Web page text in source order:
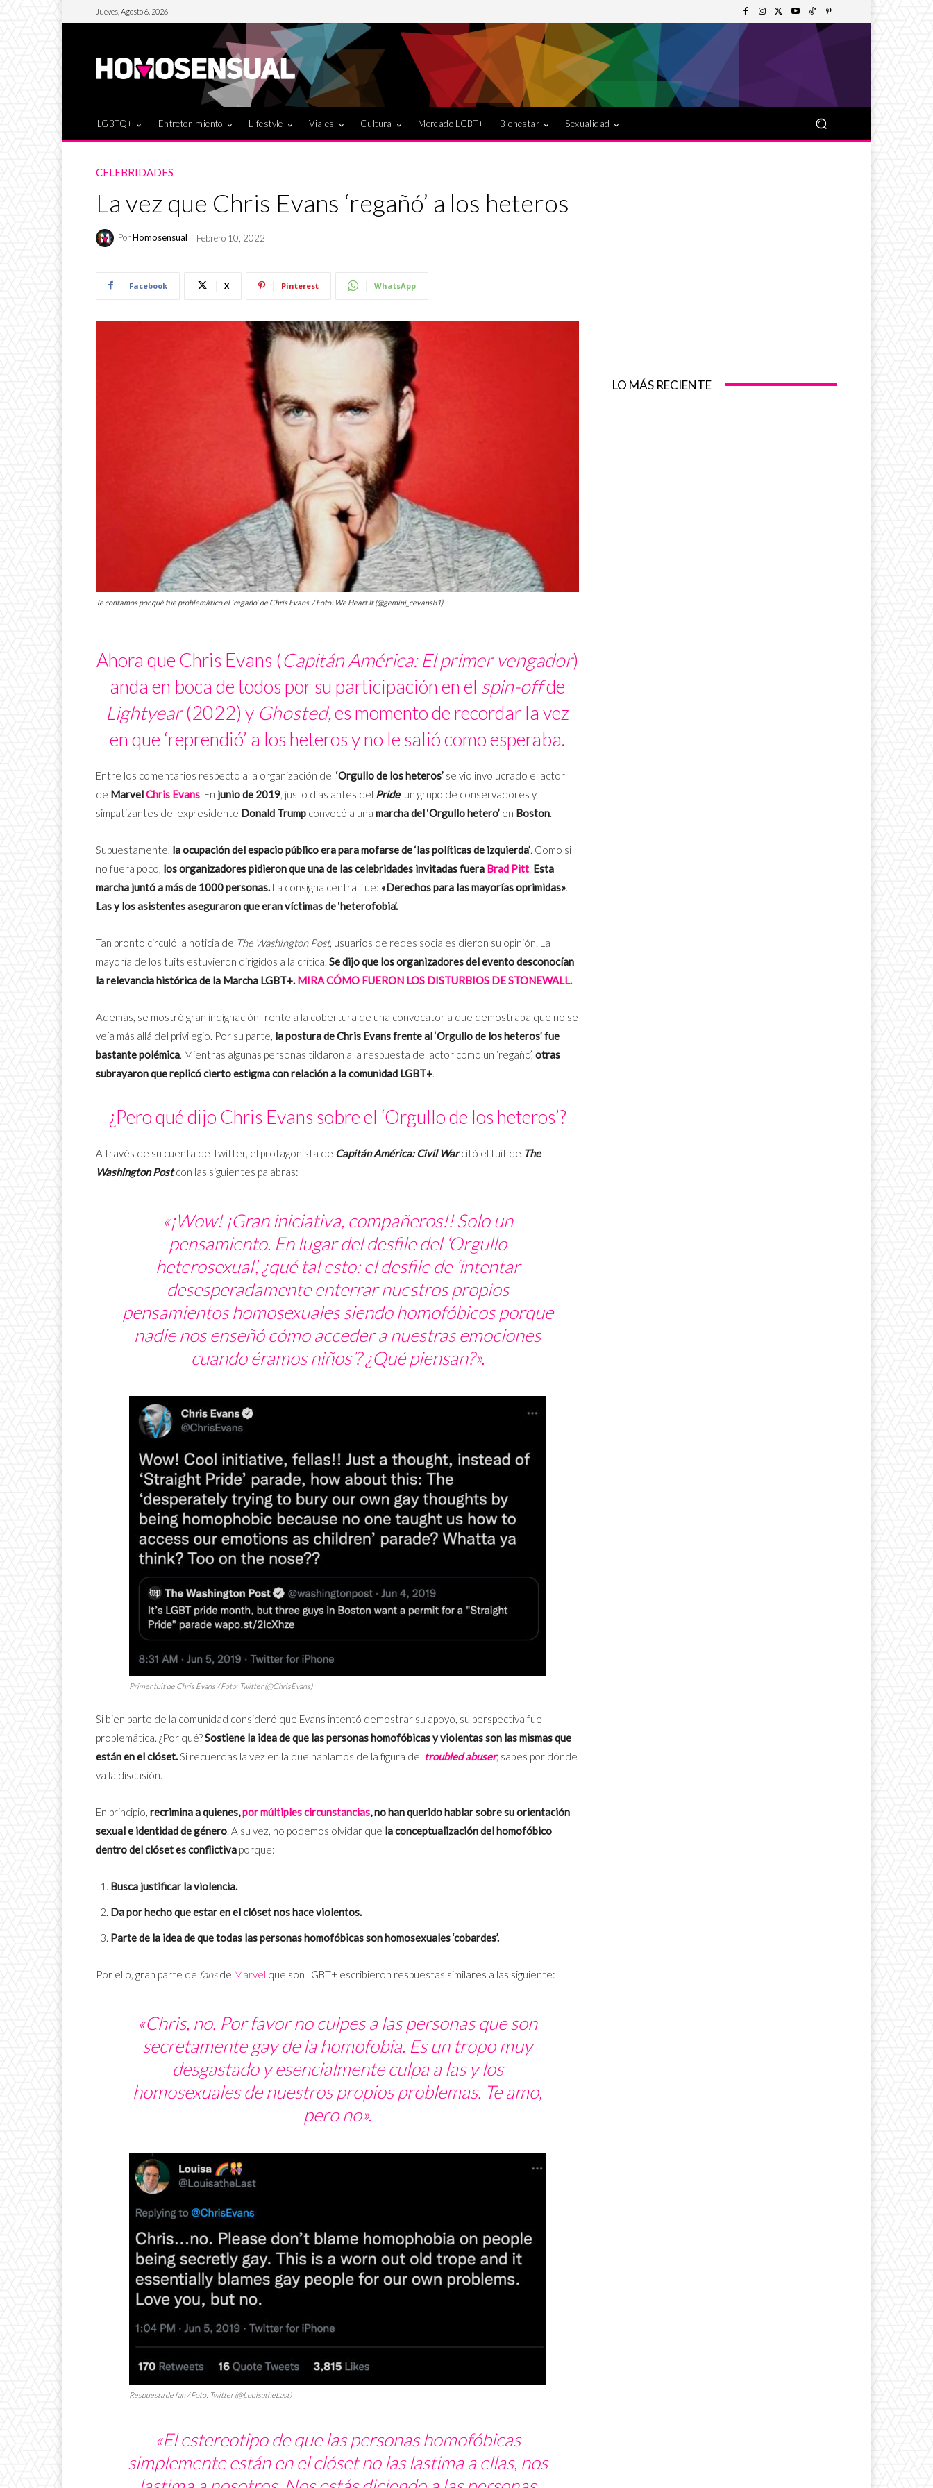
Jueves, Agosto 6, 2026
LGBTQ+ Entretenimiento Lifestyle Viajes Cultura Mercado LGBT+ Bienestar Sexualidad
CELEBRIDADES
La vez que Chris Evans ‘regañó’ a los heteros
PorHomosensual Febrero 10, 2022
Facebook X Pinterest WhatsApp
Te contamos por qué fue problemático el 'regaño' de Chris Evans. / Foto: We Heart It (@gemini_cevans81)
Ahora que Chris Evans (Capitán América: El primer vengador)
anda en boca de todos por su participación en el spin-offde
Lightyear(2022) y Ghosted,es momento de recordar la vez
en que ‘reprendió’ a los heteros y no le salió como esperaba.
Entre los comentarios respecto a la organización del ‘Orgullo de los heteros’ se vio involucrado el actor
de MarvelChris Evans. En junio de 2019, justo días antes del Pride, un grupo de conservadores y
simpatizantes del expresidente Donald Trump convocó a una marcha del ‘Orgullo hetero’ en Boston.
Supuestamente, la ocupación del espacio público era para mofarse de ‘las políticas de izquierda’. Como si
no fuera poco, los organizadores pidieron que una de las celebridades invitadas fuera Brad Pitt. Esta
marcha juntó a más de 1000 personas. La consigna central fue: «Derechos para las mayorías oprimidas».
Las y los asistentes aseguraron que eran víctimas de ‘heterofobia’.
Tan pronto circuló la noticia de The Washington Post, usuarios de redes sociales dieron su opinión. La
mayoría de los tuits estuvieron dirigidos a la crítica. Se dijo que los organizadores del evento desconocían
la relevancia histórica de la Marcha LGBT+. MIRA CÓMO FUERON LOS DISTURBIOS DE STONEWALL.
Además, se mostró gran indignación frente a la cobertura de una convocatoria que demostraba que no se
veía más allá del privilegio. Por su parte, la postura de Chris Evans frente al ‘Orgullo de los heteros’ fue
bastante polémica. Mientras algunas personas tildaron a la respuesta del actor como un ‘regaño’, otras
subrayaron que replicó cierto estigma con relación a la comunidad LGBT+.
¿Pero qué dijo Chris Evans sobre el ‘Orgullo de los heteros’?
A través de su cuenta de Twitter, el protagonista de Capitán América: Civil Warcitó el tuit de The
Washington Post con las siguientes palabras:
«¡Wow! ¡Gran iniciativa, compañeros!! Solo un
pensamiento. En lugar del desfile del ‘Orgullo
heterosexual’, ¿qué tal esto: el desfile de ‘intentar
desesperadamente enterrar nuestros propios
pensamientos homosexuales siendo homofóbicos porque
nadie nos enseñó cómo acceder a nuestras emociones
cuando éramos niños’? ¿Qué piensan?».
Primer tuit de Chris Evans / Foto: Twitter (@ChrisEvans)
Si bien parte de la comunidad consideró que Evans intentó demostrar su apoyo, su perspectiva fue
problemática. ¿Por qué?Sostiene la idea de que las personas homofóbicas y violentas son las mismas que
están en el clóset.Si recuerdas la vez en la que hablamos de la figura del troubled abuser, sabes por dónde
va la discusión.
En principio, recrimina a quienes,por múltiples circunstancias, no han querido hablar sobre su orientación
sexual e identidad de género. A su vez, no podemos olvidar que la conceptualización del homofóbico
dentro del clóset es conflictiva porque:
Busca justificar la violencia.
Da por hecho que estar en el clóset nos hace violentos.
Parte de la idea de que todas las personas homofóbicas son homosexuales ‘cobardes’.
Por ello, gran parte de fansde Marvel que son LGBT+ escribieron respuestas similares a las siguiente:
«Chris, no. Por favor no culpes a las personas que son
secretamente gay de la homofobia. Es un tropo muy
desgastado y esencialmente culpa a las y los
homosexuales de nuestros propios problemas. Te amo,
pero no».
Respuesta de fan / Foto: Twitter (@LouisatheLast)
«El estereotipo de que las personas homofóbicas
simplemente están en el clóset no las lastima a ellas, nos
LO MÁS RECIENTE